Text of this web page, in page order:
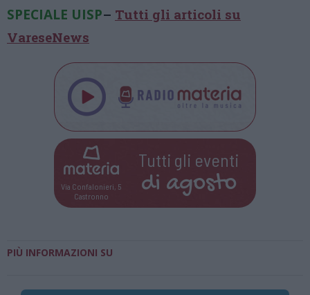
SPECIALE UISP– Tutti gli articoli su
VareseNews
Via Confalonieri, 5
Castronno
Tutti gli eventi
di agosto
PIÙ INFORMAZIONI SU